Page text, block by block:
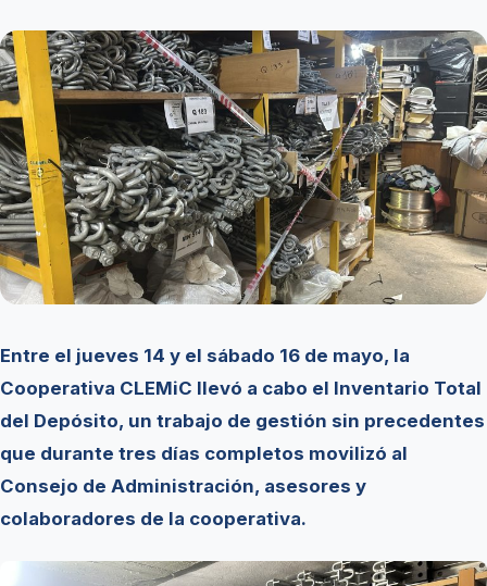
Entre el jueves 14 y el sábado 16 de mayo, la
Cooperativa CLEMiC llevó a cabo el Inventario Total
del Depósito, un trabajo de gestión sin precedentes
que durante tres días completos movilizó al
Consejo de Administración, asesores y
colaboradores de la cooperativa.